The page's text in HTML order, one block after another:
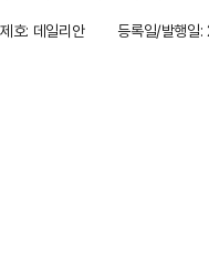
제호: 데일리안
등록일/발행